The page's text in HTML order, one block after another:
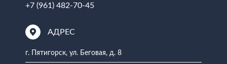
+7 (961) 482-70-45
АДРЕС
г. Пятигорск, ул. Беговая, д. 8